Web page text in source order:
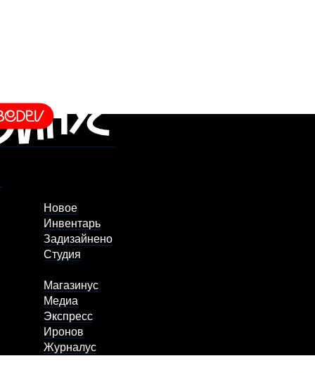
Новое
Инвентарь
Задизайнено
Студия
Магазинус
Медиа
Экспресс
Иронов
Журналус